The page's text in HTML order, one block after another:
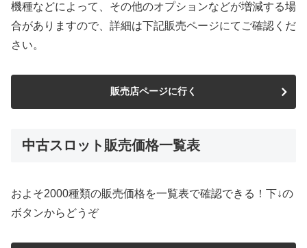
機種などによって、その他のオプションなどが増減する場
合がありますので、詳細は下記販売ページにてご確認くだ
さい。
販売店ページに行く
中古スロット販売価格一覧表
およそ2000種類の販売価格を一覧表で確認できる！下↓の
ボタンからどうぞ